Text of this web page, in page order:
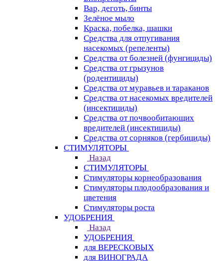
Вар, деготь, бинты
Зелёное мыло
Краска, побелка, шашки
Средства для отпугивания
насекомых (репеленты)
Средства от болезней (фунгициды)
Средства от грызунов
(родентициды)
Средства от муравьев и тараканов
Средства от насекомых вредителей
(инсектициды)
Средства от почвообитающих
вредителей (инсектициды)
Средства от сорняков (гербициды)
СТИМУЛЯТОРЫ
Назад
СТИМУЛЯТОРЫ
Стимуляторы корнеобразования
Стимуляторы плодообразования и
цветения
Стимуляторы роста
УДОБРЕНИЯ
Назад
УДОБРЕНИЯ
для ВЕРЕСКОВЫХ
для ВИНОГРАДА